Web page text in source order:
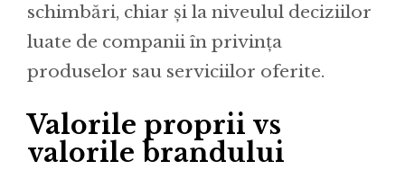
schimbări, chiar și la niveulul deciziilor
luate de companii în privința
produselor sau serviciilor oferite.
Valorile proprii vs
valorile brandului